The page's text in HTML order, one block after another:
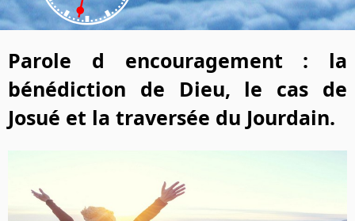
Parole d encouragement : la
bénédiction de Dieu, le cas de
Josué et la traversée du Jourdain.